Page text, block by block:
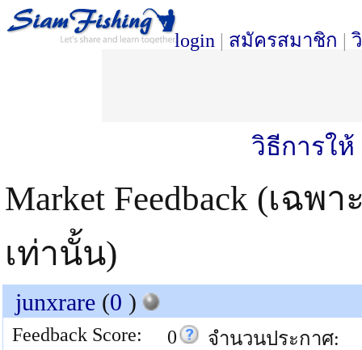
login | สมัครสมาชิก |
วิธีการให้
Market Feedback (เฉ
เท่านั้น)
junxrare (0 )
Feedback Score:
0
จำนวนประกาศ: